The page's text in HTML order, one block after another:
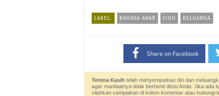
LABEL: BAHASA ARAB FIQH KELUARGA
Share on Facebook
Terima Kasih telah menyempatkan diri dan
agar manfaatnya tidak berhenti disisi Anda. Jika ada
silahkan sampaikan di kolom komentar atau hubungi